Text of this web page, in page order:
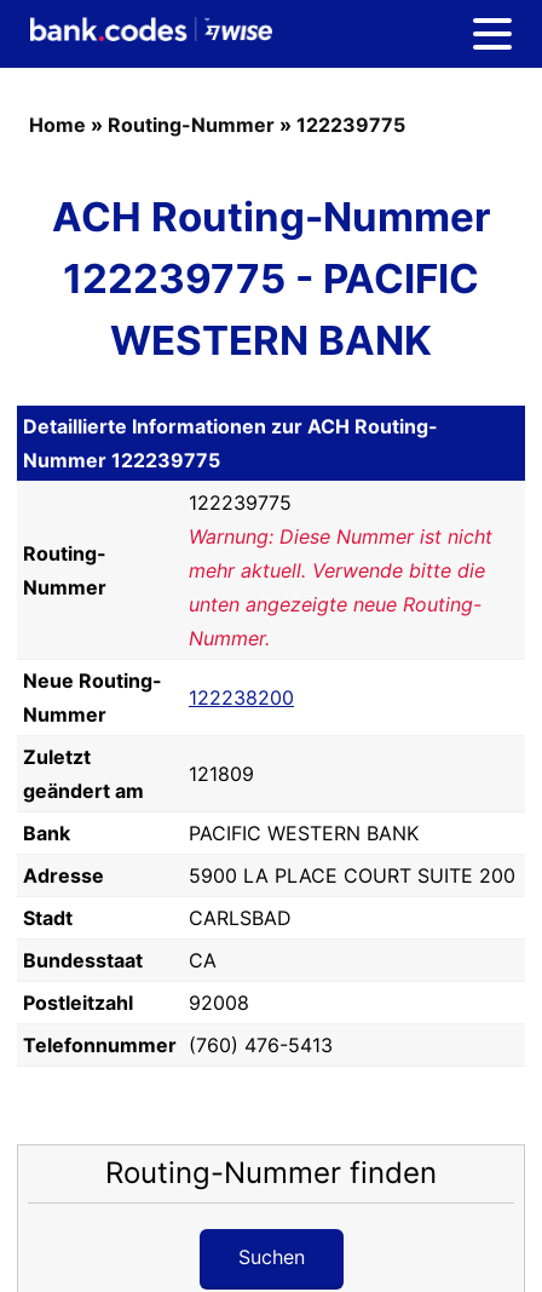
Home » Routing-Nummer » 122239775
ACH Routing-Nummer
122239775 - PACIFIC
WESTERN BANK
Detaillierte Informationen zur ACH Routing-
Nummer 122239775
Routing-
Nummer
122239775
Warnung: Diese Nummer ist nicht
mehr aktuell. Verwende bitte die
unten angezeigte neue Routing-
Nummer.
Neue Routing-
Nummer
122238200
Zuletzt
geändert am
121809
Bank
PACIFIC WESTERN BANK
Adresse
5900 LA PLACE COURT SUITE 200
Stadt
CARLSBAD
Bundesstaat
CA
Postleitzahl
92008
Telefonnummer (760) 476-5413
Routing-Nummer finden
Suchen